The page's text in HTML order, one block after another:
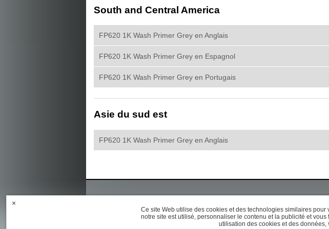
South and Central America
FP620 1K Wash Primer Grey en Anglais
FP620 1K Wash Primer Grey en Espagnol
FP620 1K Wash Primer Grey en Portugais
Asie du sud est
FP620 1K Wash Primer Grey en Anglais
Ce site Web utilise des cookies et des technologies similaires
notre site est utilisé, personnaliser le contenu et la publicité et
utilisation des cookies et des données,
×